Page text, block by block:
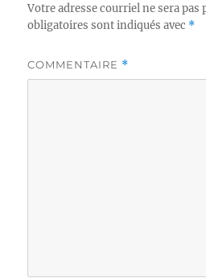
Votre adresse courriel ne sera pas
obligatoires sont indiqués avec *
COMMENTAIRE *